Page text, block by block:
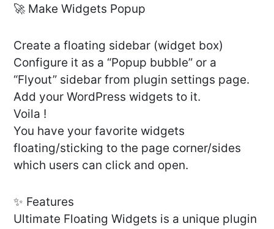
🚀 Make Widgets Popup
Create a floating sidebar (widget box)
Configure it as a “Popup bubble” or a
“Flyout” sidebar from plugin settings page.
Add your WordPress widgets to it.
Voila !
You have your favorite widgets
floating/sticking to the page corner/sides
which users can click and open.
✨ Features
Ultimate Floating Widgets is a unique plugin